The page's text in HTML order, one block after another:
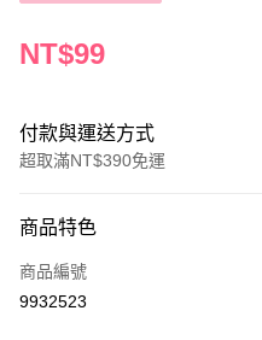
NT$99
付款與運送方式
超取滿NT$390免運
POYA支付
信用卡一次付款
商品特色
商品編號
9932523